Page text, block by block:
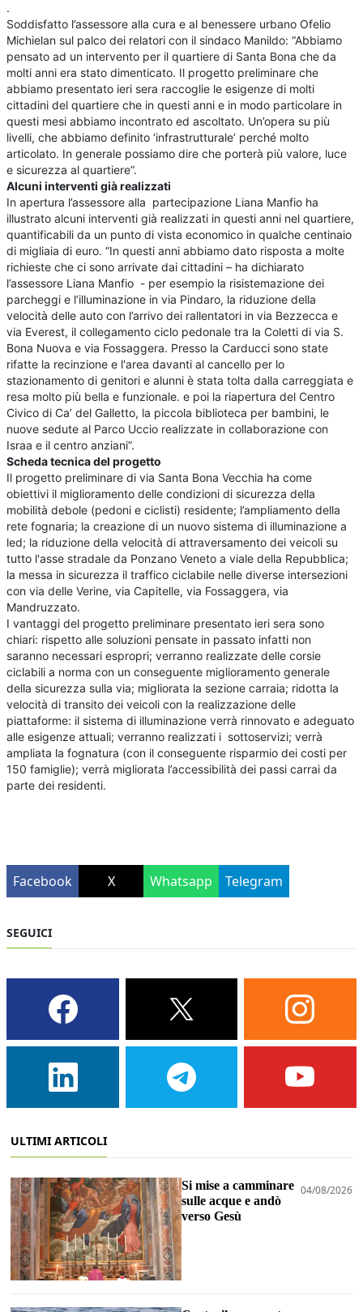
.
Soddisfatto l’assessore alla cura e al benessere urbano Ofelio
Michielan sul palco dei relatori con il sindaco Manildo: “Abbiamo
pensato ad un intervento per il quartiere di Santa Bona che da
molti anni era stato dimenticato. Il progetto preliminare che
abbiamo presentato ieri sera raccoglie le esigenze di molti
cittadini del quartiere che in questi anni e in modo particolare in
questi mesi abbiamo incontrato ed ascoltato. Un’opera su più
livelli, che abbiamo definito ‘infrastrutturale’ perché molto
articolato. In generale possiamo dire che porterà più valore, luce
e sicurezza al quartiere”.
Alcuni interventi già realizzati
In apertura l’assessore alla partecipazione Liana Manfio ha
illustrato alcuni interventi già realizzati in questi anni nel quartiere,
quantificabili da un punto di vista economico in qualche centinaio
di migliaia di euro. “In questi anni abbiamo dato risposta a molte
richieste che ci sono arrivate dai cittadini – ha dichiarato
l’assessore Liana Manfio - per esempio la risistemazione dei
parcheggi e l’illuminazione in via Pindaro, la riduzione della
velocità delle auto con l’arrivo dei rallentatori in via Bezzecca e
via Everest, il collegamento ciclo pedonale tra la Coletti di via S.
Bona Nuova e via Fossaggera. Presso la Carducci sono state
rifatte la recinzione e l'area davanti al cancello per lo
stazionamento di genitori e alunni è stata tolta dalla carreggiata e
resa molto più bella e funzionale. e poi la riapertura del Centro
Civico di Ca’ del Galletto, la piccola biblioteca per bambini, le
nuove sedute al Parco Uccio realizzate in collaborazione con
Israa e il centro anziani”.
Scheda tecnica del progetto
Il progetto preliminare di via Santa Bona Vecchia ha come
obiettivi il miglioramento delle condizioni di sicurezza della
mobilità debole (pedoni e ciclisti) residente; l’ampliamento della
rete fognaria; la creazione di un nuovo sistema di illuminazione a
led; la riduzione della velocità di attraversamento dei veicoli su
tutto l'asse stradale da Ponzano Veneto a viale della Repubblica;
la messa in sicurezza il traffico ciclabile nelle diverse intersezioni
con via delle Verine, via Capitelle, via Fossaggera, via
Mandruzzato.
I vantaggi del progetto preliminare presentato ieri sera sono
chiari: rispetto alle soluzioni pensate in passato infatti non
saranno necessari espropri; verranno realizzate delle corsie
ciclabili a norma con un conseguente miglioramento generale
della sicurezza sulla via; migliorata la sezione carraia; ridotta la
velocità di transito dei veicoli con la realizzazione delle
piattaforme: il sistema di illuminazione verrà rinnovato e adeguato
alle esigenze attuali; verranno realizzati i sottoservizi; verrà
ampliata la fognatura (con il conseguente risparmio dei costi per
150 famiglie); verrà migliorata l’accessibilità dei passi carrai da
parte dei residenti.
Facebook X Whatsapp Telegram
SEGUICI
ULTIMI ARTICOLI
Si mise a camminare
sulle acque e andò
verso Gesù
04/08/2026